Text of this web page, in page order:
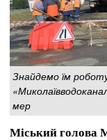
Знайдемо їм
мер
Міський голова